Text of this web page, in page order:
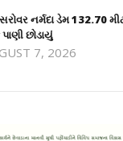
નર્મદા ડેમ 132.70
છોડાયું
7, 2026